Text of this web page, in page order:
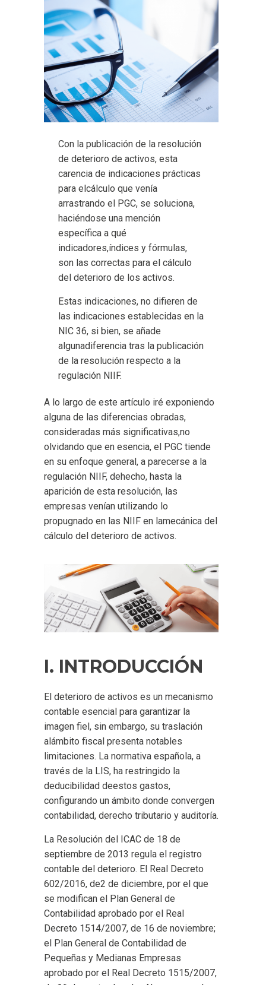
Con la publicación de la resolución
de deterioro de activos, esta
carencia de indicaciones prácticas
para elcálculo que venía
arrastrando el PGC, se soluciona,
haciéndose una mención
específica a qué
indicadores,índices y fórmulas,
son las correctas para el cálculo
del deterioro de los activos.
Estas indicaciones, no difieren de
las indicaciones establecidas en la
NIC 36, si bien, se añade
algunadiferencia tras la publicación
de la resolución respecto a la
regulación NIIF.
A lo largo de este artículo iré exponiendo
alguna de las diferencias obradas,
consideradas más significativas,no
olvidando que en esencia, el PGC tiende
en su enfoque general, a parecerse a la
regulación NIIF, dehecho, hasta la
aparición de esta resolución, las
empresas venían utilizando lo
propugnado en las NIIF en lamecánica del
cálculo del deterioro de activos.
I. INTRODUCCIÓN
El deterioro de activos es un mecanismo
contable esencial para garantizar la
imagen fiel, sin embargo, su traslación
alámbito fiscal presenta notables
limitaciones. La normativa española, a
través de la LIS, ha restringido la
deducibilidad deestos gastos,
configurando un ámbito donde convergen
contabilidad, derecho tributario y auditoría.
La Resolución del ICAC de 18 de
septiembre de 2013 regula el registro
contable del deterioro. El Real Decreto
602/2016, de2 de diciembre, por el que
se modifican el Plan General de
Contabilidad aprobado por el Real
Decreto 1514/2007, de 16 de noviembre;
el Plan General de Contabilidad de
Pequeñas y Medianas Empresas
aprobado por el Real Decreto 1515/2007,